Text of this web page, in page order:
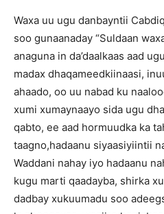
Waxa uu ugu danbayntii
soo gunaanaday “Suldaan
anaguna in da’daalkaas aad
madax dhaqameedkiinaasi,
ahaado, oo uu nabad ku
xumi xumaynaayo sida ugu
qabto, ee aad hormuudka ka
taagno,hadaanu siyaasiyiintii
Waddani nahay iyo hadaanu
kugu marti qaadayba, shirka
dadbay xukuumadu soo